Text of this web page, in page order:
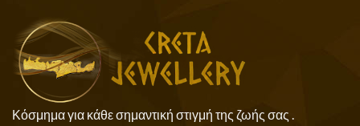
Κόσμημα για κάθε σημαντική στιγμή της ζωής σας .